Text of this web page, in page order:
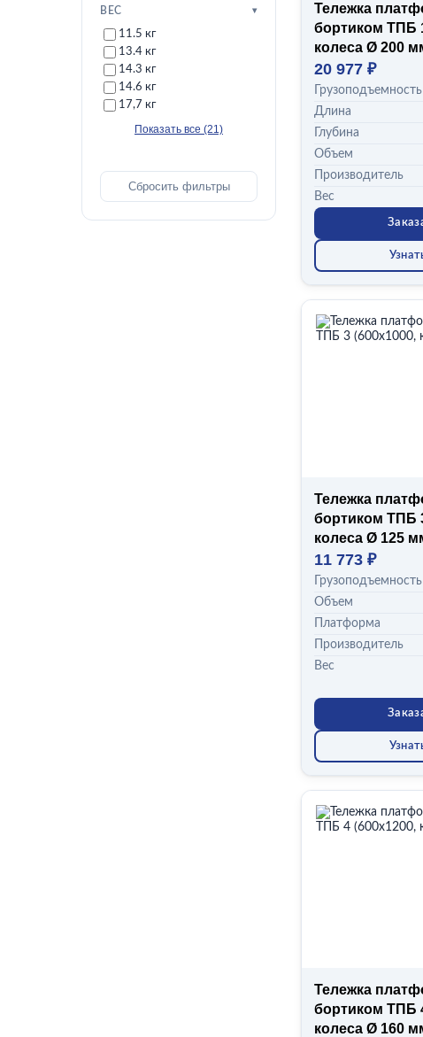
ВЕС
11.5 кг
13.4 кг
14.3 кг
14.6 кг
17,7 кг
Показать все (21)
Сбросить фильтры
Тележка
бортиком ТПБ
колеса Ø 200
20 977 ₽
Грузоподъемность
Длина
Глубина
Объем
Производитель
Вес
Тележка
бортиком ТПБ
колеса Ø 125
11 773 ₽
Грузоподъемность
Объем
Платформа
Производитель
Вес
Тележка
бортиком ТПБ
колеса Ø 160